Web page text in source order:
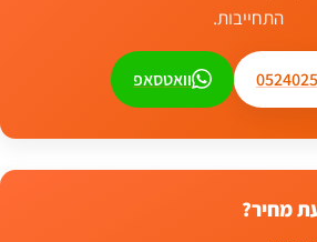
התחייבות.
וואטסאפ
מחיר?